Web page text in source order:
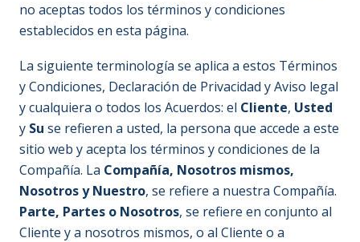
no aceptas todos los términos y condiciones
establecidos en esta página.
La siguiente terminología se aplica a estos Términos
y Condiciones, Declaración de Privacidad y Aviso legal
y cualquiera o todos los Acuerdos: el Cliente, Usted
y Su se refieren a usted, la persona que accede a este
sitio web y acepta los términos y condiciones de la
Compañía. La Compañía, Nosotros mismos,
Nosotros y Nuestro, se refiere a nuestra Compañía.
Parte, Partes o Nosotros, se refiere en conjunto al
Cliente y a nosotros mismos, o al Cliente o a